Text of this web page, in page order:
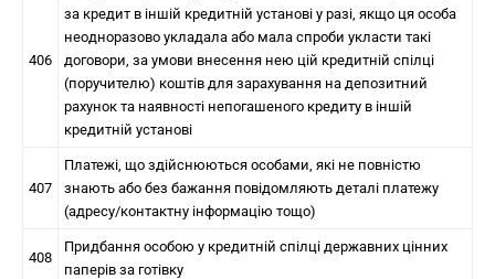
406
за кредит в іншій кредитній установі у разі, якщо ця особа
неодноразово укладала або мала спроби укласти такі
договори, за умови внесення нею цій кредитній спілці
(поручителю) коштів для зарахування на депозитний
рахунок та наявності непогашеного кредиту в іншій
кредитній установі
407
Платежі, що здійснюються особами, які не повністю
знають або без бажання повідомляють деталі платежу
(адресу/контактну інформацію тощо)
408
Придбання особою у кредитній спілці державних цінних
паперів за готівку